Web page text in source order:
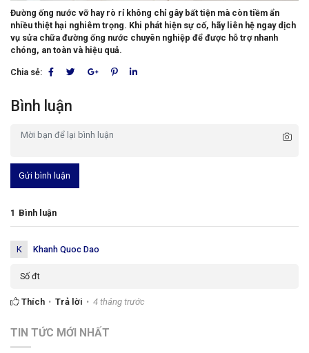
Đường ống nước vỡ hay rò rỉ không chỉ gây bất tiện mà còn tiềm ẩn
nhiều thiệt hại nghiêm trọng. Khi phát hiện sự cố, hãy liên hệ ngay dịch
vụ sửa chữa đường ống nước chuyên nghiệp để được hỗ trợ nhanh
chóng, an toàn và hiệu quả.
Chia sẻ:
Bình luận
Gửi bình luận
1 Bình luận
K Khanh Quoc Dao
Số đt
Thích Trả lời 4 tháng trước
TIN TỨC MỚI NHẤT